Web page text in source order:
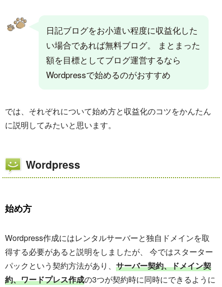
日記ブログをお小遣い程度に収益化した
い場合であれば無料ブログ。 まとまった
額を目標としてブログ運営するなら
Wordpressで始めるのがおすすめ
では、それぞれについて始め方と収益化のコツをかんたん
に説明してみたいと思います。
Wordpress
始め方
Wordpress作成にはレンタルサーバーと独自ドメインを取
得する必要があると説明をしましたが、 今ではスターター
パックという契約方法があり、 サーバー契約、ドメイン契
約、ワードプレス作成の3つが契約時に同時にできるように